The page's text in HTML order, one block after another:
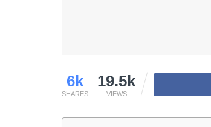
6k
SHARES
19.5k
VIEWS